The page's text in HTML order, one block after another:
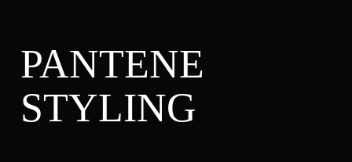
PANTENE
STYLING